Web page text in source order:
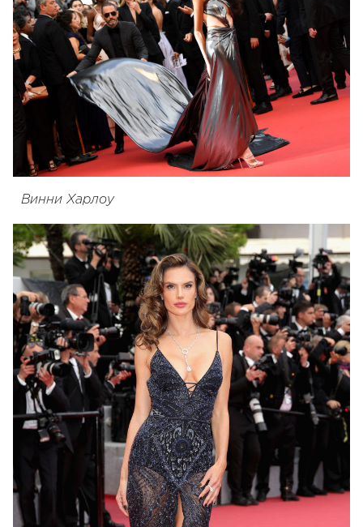
Винни Харлоу